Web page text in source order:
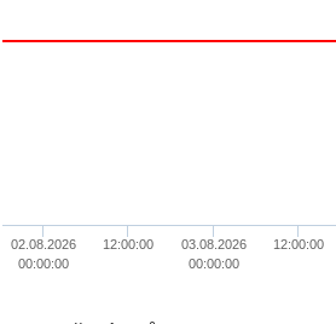
02.08.2026
00:00:00
12:00:00
03.08.2026
00:00:00
12:00:00